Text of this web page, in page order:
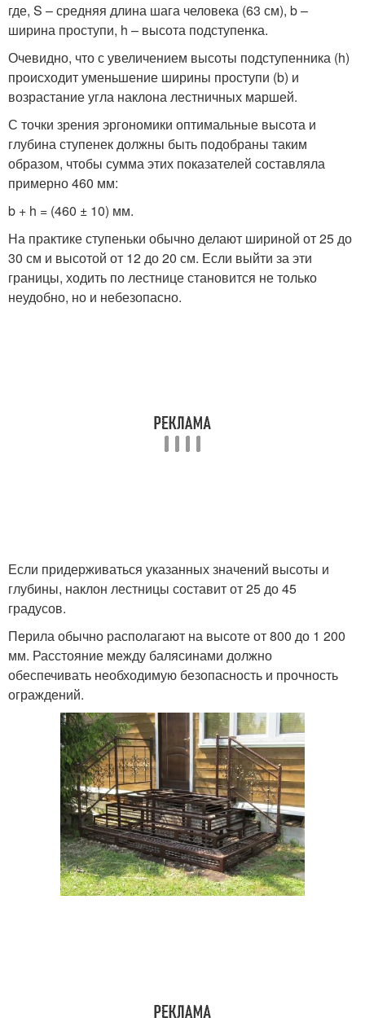
где, S – средняя длина шага человека (63 см), b –
ширина проступи, h – высота подступенка.
Очевидно, что с увеличением высоты подступенника (h)
происходит уменьшение ширины проступи (b) и
возрастание угла наклона лестничных маршей.
С точки зрения эргономики оптимальные высота и
глубина ступенек должны быть подобраны таким
образом, чтобы сумма этих показателей составляла
примерно 460 мм:
b + h = (460 ± 10) мм.
На практике ступеньки обычно делают шириной от 25 до
30 см и высотой от 12 до 20 см. Если выйти за эти
границы, ходить по лестнице становится не только
неудобно, но и небезопасно.
Если придерживаться указанных значений высоты и
глубины, наклон лестницы составит от 25 до 45
градусов.
Перила обычно располагают на высоте от 800 до 1 200
мм. Расстояние между балясинами должно
обеспечивать необходимую безопасность и прочность
ограждений.